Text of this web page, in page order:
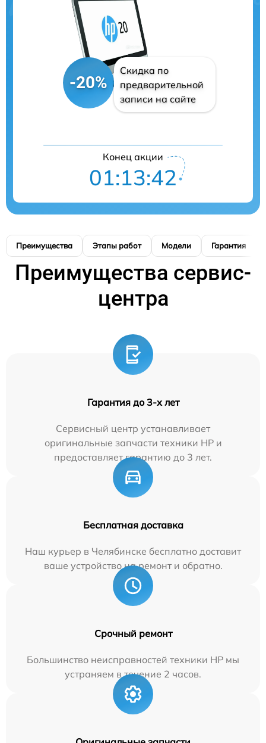
-20%
Скидка по
предварительной
записи на сайте
Конец акции
01:13:41
Преимущества Этапы работ Модели Гарантия
Преимущества сервис-
центра
Гарантия до 3-х лет
Сервисный центр устанавливает
оригинальные запчасти техники HP и
предоставляет гарантию до 3 лет.
Бесплатная доставка
Наш курьер в Челябинске бесплатно доставит
ваше устройство на ремонт и обратно.
Срочный ремонт
Большинство неисправностей техники HP мы
устраняем в течение 2 часов.